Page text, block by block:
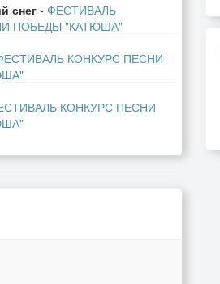
снег - ФЕСТИВАЛЬ
ПОБЕДЫ "КАТЮША"
КОНКУРС ПЕСНИ
КОНКУРС ПЕСНИ